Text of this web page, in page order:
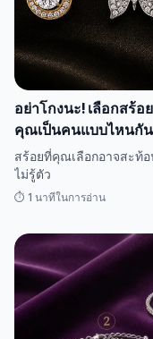
อย่าโกงนะ! เลือกสร้อ
คุณเป็นคนแบบไหนกั
สร้อยที่คุณเลือกอาจสะท้
ไม่รู้ตัว
⏱️ 1 นาทีในการอ่าน